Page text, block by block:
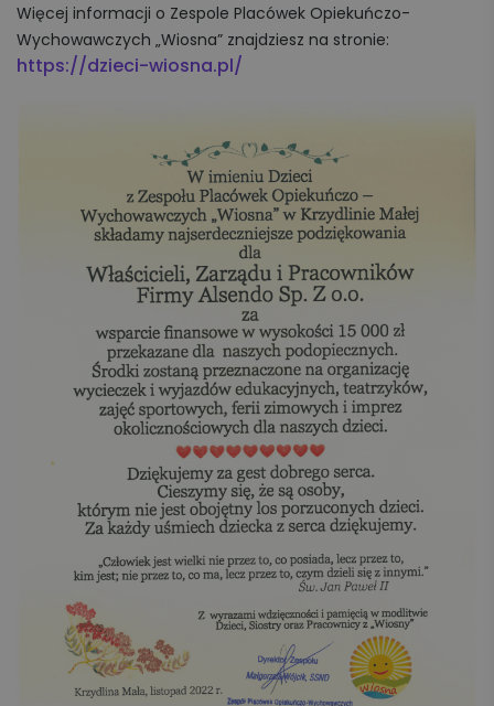
Więcej informacji o Zespole Placówek Opiekuńczo-
Wychowawczych „Wiosna” znajdziesz na stronie:
https://dzieci-wiosna.pl/